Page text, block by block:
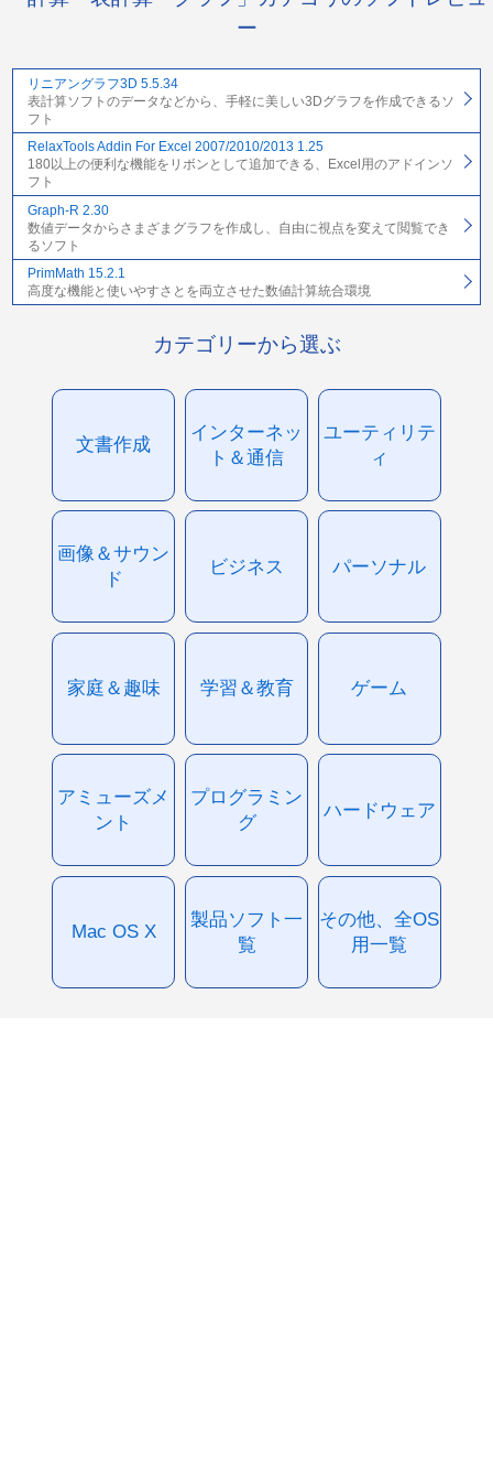
ー
リニアングラフ3D 5.5.34
表計算ソフトのデータなどから、手軽に美しい3Dグラフを作成できるソ
フト
RelaxTools Addin For Excel 2007/2010/2013 1.25
180以上の便利な機能をリボンとして追加できる、Excel用のアドインソ
フト
Graph-R 2.30
数値データからさまざまグラフを作成し、自由に視点を変えて閲覧でき
るソフト
PrimMath 15.2.1
高度な機能と使いやすさとを両立させた数値計算統合環境
カテゴリーから選ぶ
文書作成
インターネッ
ト＆通信
ユーティリテ
ィ
画像＆サウン
ド
ビジネス パーソナル
家庭＆趣味 学習＆教育 ゲーム
アミューズメ
ント
プログラミン
グ
ハードウェア
Mac OS X
製品ソフト一
覧
その他、全OS
用一覧